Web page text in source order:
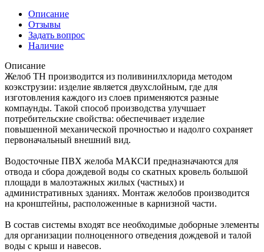
Описание
Отзывы
Задать вопрос
Наличие
Описание
Желоб ТН производится из поливинилхлорида методом
коэкструзии: изделие является двухслойным, где для
изготовления каждого из слоев применяются разные
компаунды. Такой способ производства улучшает
потребительские свойства: обеспечивает изделие
повышенной механической прочностью и надолго сохраняет
первоначальный внешний вид.
Водосточные ПВХ желоба МАКСИ предназначаются для
отвода и сбора дождевой воды со скатных кровель большой
площади в малоэтажных жилых (частных) и
административных зданиях. Монтаж желобов производится
на кронштейны, расположенные в карнизной части.
В состав системы входят все необходимые доборные элементы
для организации полноценного отведения дождевой и талой
воды с крыш и навесов.